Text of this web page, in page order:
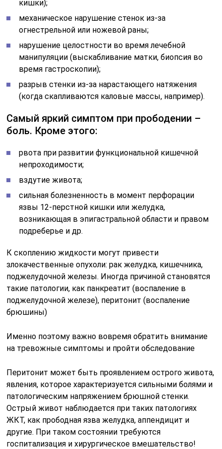
кишки);
механическое нарушение стенок из-за
огнестрельной или ножевой раны;
нарушение целостности во время лечебной
манипуляции (выскабливание матки, биопсия во
время гастроскопии);
разрыв стенки из-за нарастающего натяжения
(когда скапливаются каловые массы, например).
Самый яркий симптом при прободении –
боль. Кроме этого:
рвота при развитии функциональной кишечной
непроходимости;
вздутие живота;
сильная болезненность в момент перфорации
язвы 12-перстной кишки или желудка,
возникающая в эпигастральной области и правом
подреберье и др.
К скоплению жидкости могут привести
злокачественные опухоли: рак желудка, кишечника,
поджелудочной железы. Иногда причиной становятся
такие патологии, как панкреатит (воспаление в
поджелудочной железе), перитонит (воспаление
брюшины)
Именно поэтому важно вовремя обратить внимание
на тревожные симптомы и пройти обследование
Перитонит может быть проявлением острого живота,
явления, которое характеризуется сильными болями и
патологическим напряжением брюшной стенки.
Острый живот наблюдается при таких патологиях
ЖКТ, как прободная язва желудка, аппендицит и
другие. При таком состоянии требуются
госпитализация и хирургическое вмешательство!